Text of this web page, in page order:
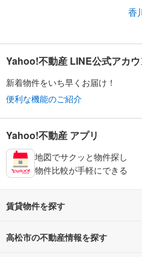
香
Yahoo!不動産 LINE公式アカウ
新着物件をいち早くお届け！
便利な機能のご紹介
Yahoo!不動産 アプリ
地図でサクッと物件探し
物件比較が手軽にできる
賃貸物件を探す
路線・駅から探す
高松市の不動産情報を探す